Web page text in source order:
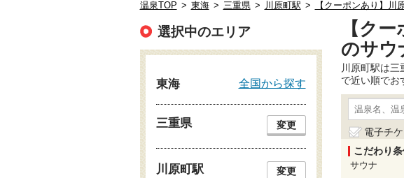
温泉TOP > 東海 > 三重県 > 川原町駅 > 【クーポンあり】川
【ク
のサウ
川原町駅は
で近い順でお
電子チ
こだわり
サウナ
選択中のエリア
東海 全国から探す
三重県 変更
川原町駅 変更